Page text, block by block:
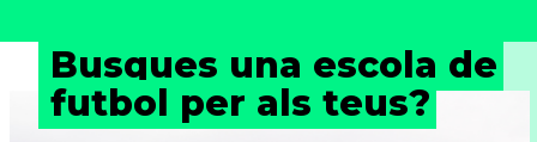
futbol per als teus?
Busques una escola de